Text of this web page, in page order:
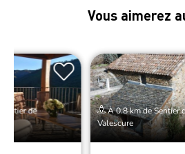
Vous aimerez
de
À 0.8 km de Sentier
Valescure